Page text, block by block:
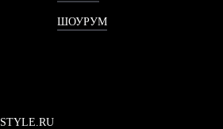
ШОУРУМ